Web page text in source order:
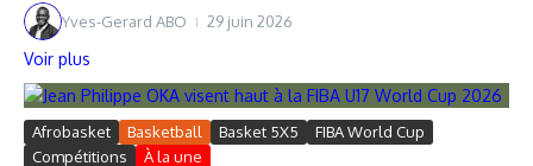
Yves-Gerard ABO 29 juin 2026
Voir plus
Afrobasket Basketball Basket 5X5
FIBA World Cup
Compétitions
À la une